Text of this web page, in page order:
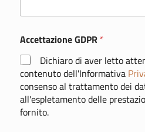
t
o
e
s
s
a
g
g
Accettazione GDPR *
Dichiaro di aver letto
contenuto dell'Informativa
consenso al trattamento dei
all'espletamento delle
fornito.